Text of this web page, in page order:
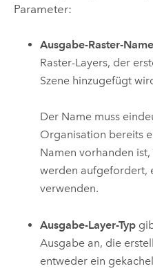
Parameter:
Ausgabe-Raster-Name
Raster-Layers, der
Szene hinzugefügt
Der Name muss
Organisation bereits
Namen vorhanden
werden aufgefordert,
verwenden.
Ausgabe-Layer-Typ
Ausgabe an, die
entweder ein